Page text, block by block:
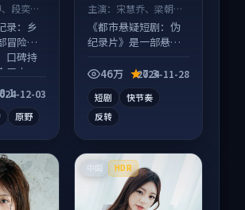
段奕宏
录：乡
冒险向
口碑持
末一
8.1 12-03
原野
主演： 宋慧乔、梁朝伟
等
《都市悬疑短剧：伪
纪录片》是一部悬疑
彩蛋别错过，字幕区
46万 7.3
2024-11-28
短剧
快节奏
反转
HDR